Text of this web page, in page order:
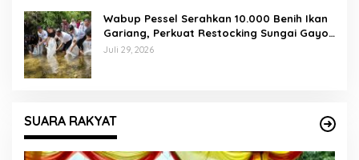
Wabup Pessel Serahkan 10.000 Benih Ikan
Gariang, Perkuat Restocking Sungai Gayo
demi Kelestarian Perairan
Juli 29, 2026
SUARA RAKYAT